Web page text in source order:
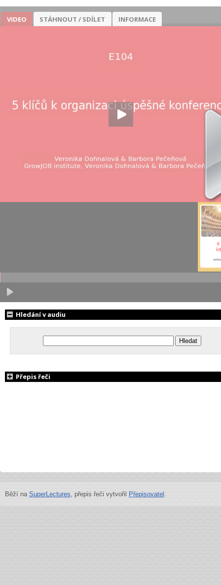
VIDEO STÁHNOUT / SDÍLET INFORMACE
Hledání v audiu
Přepis řeči
Běží na SuperLectures, přepis řeči vytvořil Přepisovatel .